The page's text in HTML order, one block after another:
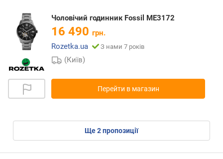
Чоловічий годинник Fossil ME3172
16 490 грн.
Rozetka.ua
З нами 7 років
(Київ)
Перейти в магазин
ще2пропозиції